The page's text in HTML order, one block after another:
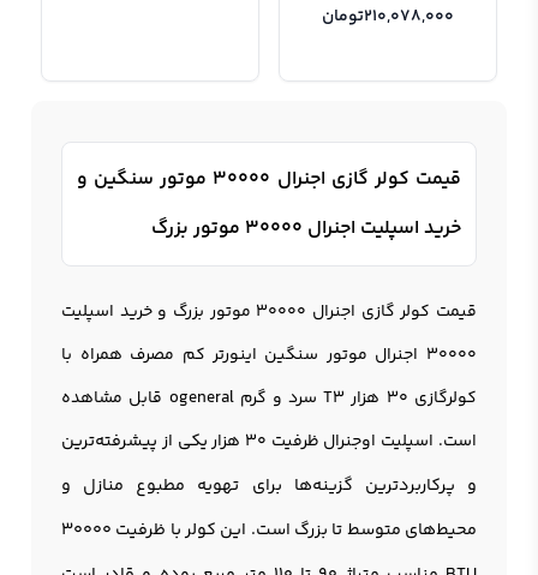
210,078,000تومان
قیمت کولر گازی اجنرال ۳۰۰۰۰ موتور سنگین و
خرید اسپلیت اجنرال 30000 موتور بزرگ
قیمت کولر گازی اجنرال ۳۰۰۰۰
موتور بزرگ و خرید اسپلیت
30000 اجنرال موتور سنگین اینورتر کم مصرف همراه با
کولرگازی 30 هزار T3 سرد و گرم ogeneral قابل مشاهده
است. اسپلیت اوجنرال ظرفیت ۳۰ هزار
یکی از پیشرفته‌ترین
و پرکاربردترین گزینه‌ها برای تهویه مطبوع منازل و
محیط‌های متوسط تا بزرگ است. این کولر با ظرفیت 30000